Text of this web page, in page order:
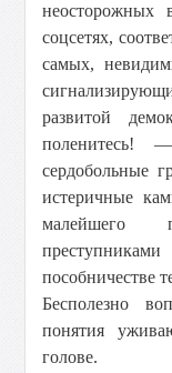
неосторожных
соцсетях,
самых,
развитой
сердобольные
истеричные
малейшего
пособничестве
Бесполезно
понятия
голове.